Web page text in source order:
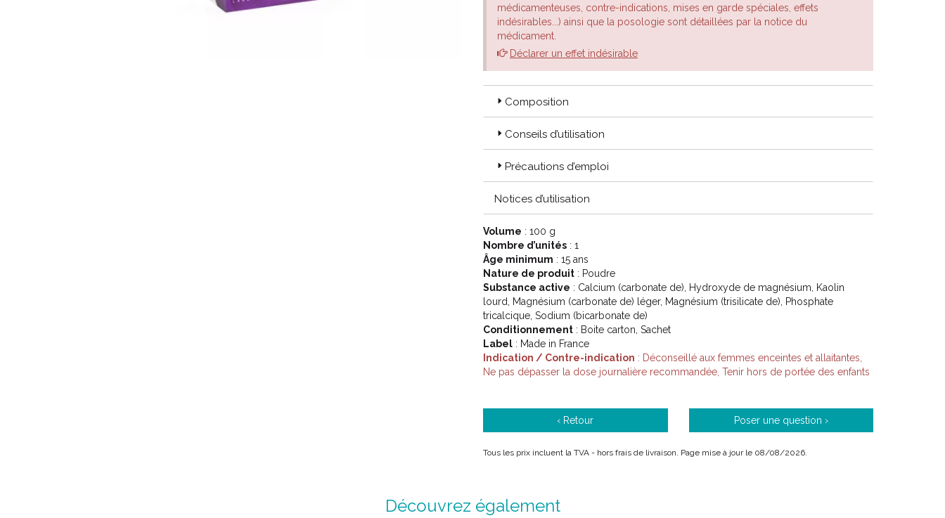
médicamenteuses, contre-indications, mises en garde spéciales, effets
indésirables...) ainsi que la posologie sont détaillées par la notice du
médicament.
Déclarer un effet indésirable
Composition
Conseils d’utilisation
Précautions d’emploi
Notices d’utilisation
Volume : 100 g
Nombre d’unités : 1
Âge minimum : 15 ans
Nature de produit : Poudre
Substance active : Calcium (carbonate de), Hydroxyde de magnésium, Kaolin
lourd, Magnésium (carbonate de) léger, Magnésium (trisilicate de), Phosphate
tricalcique, Sodium (bicarbonate de)
Conditionnement : Boite carton, Sachet
Label : Made in France
Indication / Contre-indication : Déconseillé aux femmes enceintes et allaitantes,
Ne pas dépasser la dose journalière recommandée, Tenir hors de portée des enfants
‹ Retour Poser une question ›
Tous les prix incluent la TVA - hors frais de livraison. Page mise à jour le 08/08/2026.
Découvrez également